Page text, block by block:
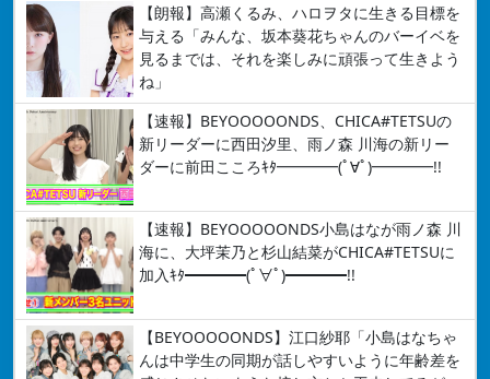
【朗報】高瀬くるみ、ハロヲタに生きる目標を
与える「みんな、坂本葵花ちゃんのバーイベを
見るまでは、それを楽しみに頑張って生きよう
ね」
【速報】BEYOOOOONDS、CHICA#TETSUの
新リーダーに西田汐里、雨ノ森 川海の新リー
ダーに前田こころｷﾀ━━━━(ﾟ∀ﾟ)━━━━!!
【速報】BEYOOOOONDS小島はなが雨ノ森 川
海に、大坪茉乃と杉山結菜がCHICA#TETSUに
加入ｷﾀ━━━━(ﾟ∀ﾟ)━━━━!!
【BEYOOOOONDS】江口紗耶「小島はなちゃ
んは中学生の同期が話しやすいように年齢差を